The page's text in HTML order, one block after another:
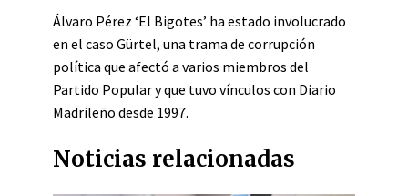
Álvaro Pérez ‘El Bigotes’ ha estado involucrado
en el caso Gürtel, una trama de corrupción
política que afectó a varios miembros del
Partido Popular y que tuvo vínculos con Diario
Madrileño desde 1997.
Noticias relacionadas